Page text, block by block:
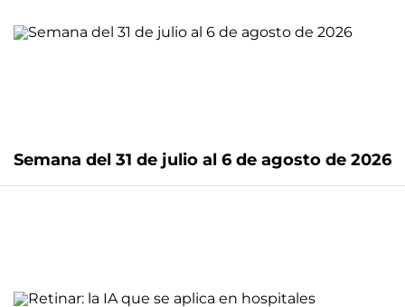
Semana del 31 de julio al 6 de agosto de 2026